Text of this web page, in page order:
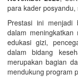
para kader
Prestasi ini menjadi
dalam
edukasi gizi,
dalam bidang
merupakan bagian
mendukung program